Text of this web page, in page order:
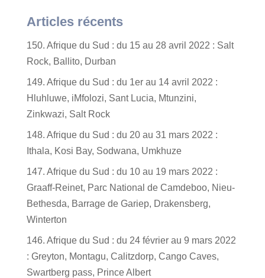
Articles récents
150. Afrique du Sud : du 15 au 28 avril 2022 : Salt
Rock, Ballito, Durban
149. Afrique du Sud : du 1er au 14 avril 2022 :
Hluhluwe, iMfolozi, Sant Lucia, Mtunzini,
Zinkwazi, Salt Rock
148. Afrique du Sud : du 20 au 31 mars 2022 :
Ithala, Kosi Bay, Sodwana, Umkhuze
147. Afrique du Sud : du 10 au 19 mars 2022 :
Graaff-Reinet, Parc National de Camdeboo, Nieu-
Bethesda, Barrage de Gariep, Drakensberg,
Winterton
146. Afrique du Sud : du 24 février au 9 mars 2022
: Greyton, Montagu, Calitzdorp, Cango Caves,
Swartberg pass, Prince Albert